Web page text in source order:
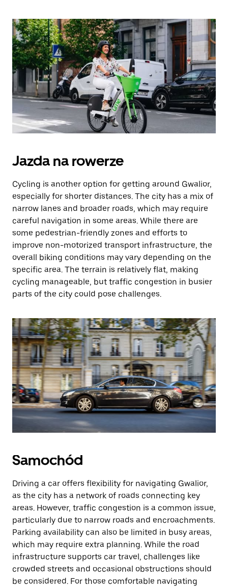
Jazda na rowerze
Cycling is another option for getting around Gwalior,
especially for shorter distances. The city has a mix of
narrow lanes and broader roads, which may require
careful navigation in some areas. While there are
some pedestrian-friendly zones and efforts to
improve non-motorized transport infrastructure, the
overall biking conditions may vary depending on the
specific area. The terrain is relatively flat, making
cycling manageable, but traffic congestion in busier
parts of the city could pose challenges.
Samochód
Driving a car offers flexibility for navigating Gwalior,
as the city has a network of roads connecting key
areas. However, traffic congestion is a common issue,
particularly due to narrow roads and encroachments.
Parking availability can also be limited in busy areas,
which may require extra planning. While the road
infrastructure supports car travel, challenges like
crowded streets and occasional obstructions should
be considered. For those comfortable navigating